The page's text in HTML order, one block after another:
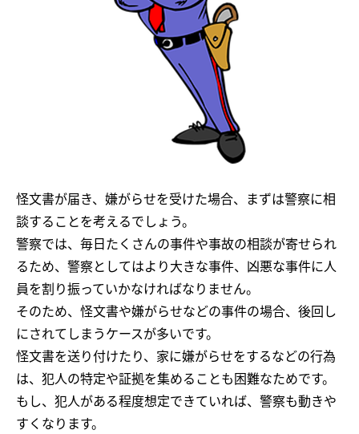
怪文書が届き、嫌がらせを受けた場合、まずは警察に相
談することを考えるでしょう。
警察では、毎日たくさんの事件や事故の相談が寄せられ
るため、警察としてはより大きな事件、凶悪な事件に人
員を割り振っていかなければなりません。
そのため、怪文書や嫌がらせなどの事件の場合、後回し
にされてしまうケースが多いです。
怪文書を送り付けたり、家に嫌がらせをするなどの行為
は、犯人の特定や証拠を集めることも困難なためです。
もし、犯人がある程度想定できていれば、警察も動きや
すくなります。